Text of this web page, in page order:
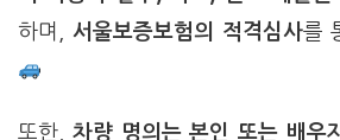
하며, 서울보증보험의 적격심사를
또한, 차량 명의는 본인 또는 배우